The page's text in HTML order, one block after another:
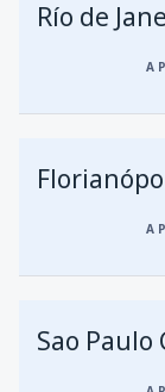
A
A
A
A
Sao